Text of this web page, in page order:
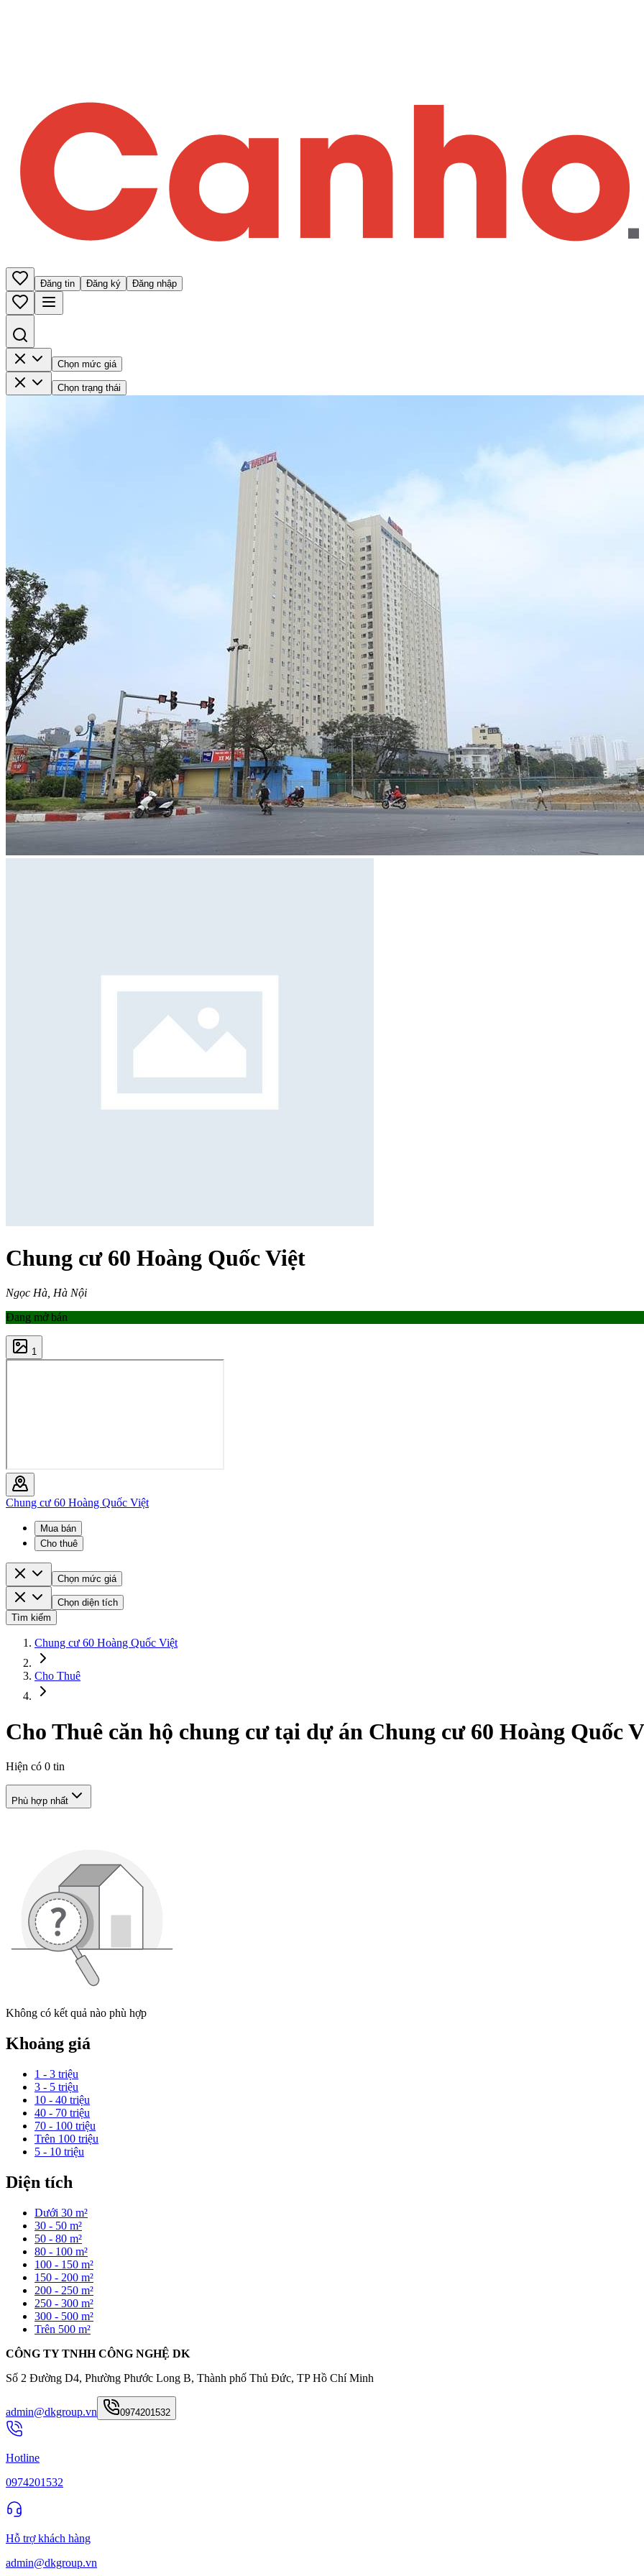
Đăng tin Đăng ký Đăng nhập
Chọn mức giá
Chọn trạng thái
Chung cư 60 Hoàng Quốc Việt
Ngọc Hà, Hà Nội
Đang mở bán
1
Chung cư 60 Hoàng Quốc Việt
Mua bán
Cho thuê
Chọn mức giá
Chọn diện tích
Tìm kiếm
Chung cư 60 Hoàng Quốc Việt
Cho Thuê
Cho Thuê căn hộ chung cư tại dự án Chung cư 60 Hoàng Quốc
Hiện có 0 tin
Phù hợp nhất
Không có kết quả nào phù hợp
Khoảng giá
1 - 3 triệu
3 - 5 triệu
10 - 40 triệu
40 - 70 triệu
70 - 100 triệu
Trên 100 triệu
5 - 10 triệu
Diện tích
Dưới 30 m²
30 - 50 m²
50 - 80 m²
80 - 100 m²
100 - 150 m²
150 - 200 m²
200 - 250 m²
250 - 300 m²
300 - 500 m²
Trên 500 m²
CÔNG TY TNHH CÔNG NGHỆ DK
Số 2 Đường D4, Phường Phước Long B, Thành phố Thủ Đức, TP Hồ Chí Minh
admin@dkgroup.vn 0974201532
Hotline
0974201532
Hỗ trợ khách hàng
admin@dkgroup.vn